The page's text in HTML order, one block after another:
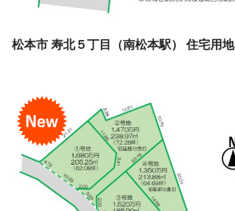
松本市 寿北５丁目（南松本駅） 住宅用地